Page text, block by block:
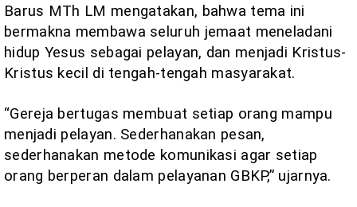
Barus MTh LM mengatakan, bahwa tema ini
bermakna membawa seluruh jemaat meneladani
hidup Yesus sebagai pelayan, dan menjadi Kristus-
Kristus kecil di tengah-tengah masyarakat.
“Gereja bertugas membuat setiap orang mampu
menjadi pelayan. Sederhanakan pesan,
sederhanakan metode komunikasi agar setiap
orang berperan dalam pelayanan GBKP,” ujarnya.